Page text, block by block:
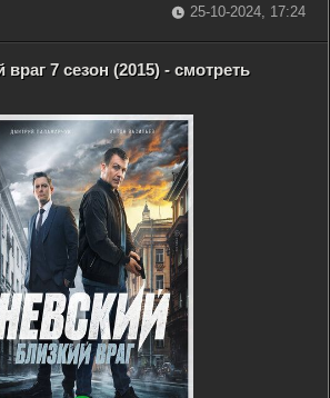
25-10-2024, 17:24
7 сезон (2015) - смотреть